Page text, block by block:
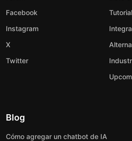
Facebook
Instagram
X
Twitter
Blog
Cómo agregar un chatbot de IA